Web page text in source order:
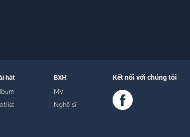
hát BXH
MV
Nghệ sĩ
Kết nối với chúng tôi